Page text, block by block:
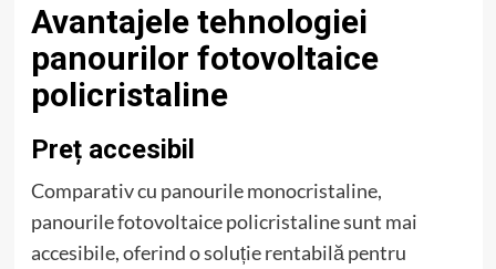
Avantajele tehnologiei
panourilor fotovoltaice
policristaline
Preț accesibil
Comparativ cu panourile monocristaline,
panourile fotovoltaice policristaline sunt mai
accesibile, oferind o soluție rentabilă pentru